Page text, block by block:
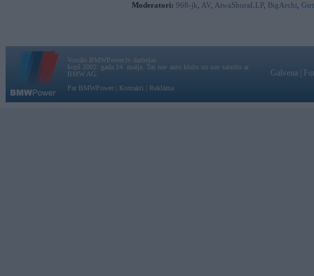
Moderatori: 968-jk AV AiwaShuraLLP, BigArchi
Vortāls BMWPower.lv darbojas
kopš 2002. gada 14. maija. Tas nav auto klubs un nav saistīts ar
BMW AG.
Par BMWPower
Kontakti Reklāma
Galvena